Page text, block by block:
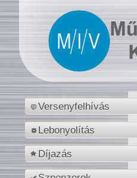
Versenyfelhívás
Lebonyolítás
Díjazás